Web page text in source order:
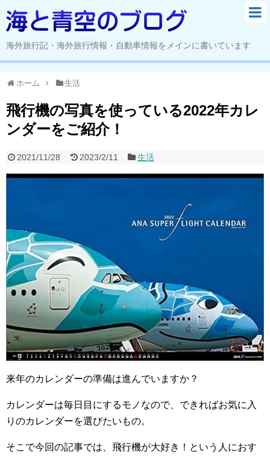
海外旅行記・海外旅行情報・自動車情報をメインに書いています
ホーム 生活
飛行機の写真を使っている2022年カレ
ンダーをご紹介！
2021/11/28 2023/2/11 生活
来年のカレンダーの準備は進んでいますか？
カレンダーは毎日目にするモノなので、できればお気に入
りのカレンダーを選びたいもの。
そこで今回の記事では、飛行機が大好き！という人におす